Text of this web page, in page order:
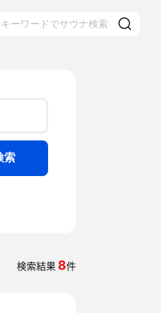
索
検索結果 8件